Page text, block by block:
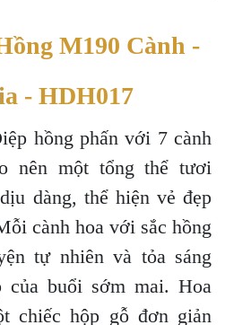
M190 Cành -
- HDH017
hồng phấn với 7 cành
nên một tổng thể tươi
dàng, thể hiện vẻ đẹp
cành hoa với sắc hồng
tự nhiên và tỏa sáng
buổi sớm mai. Hoa
chiếc hộp gỗ đơn giản